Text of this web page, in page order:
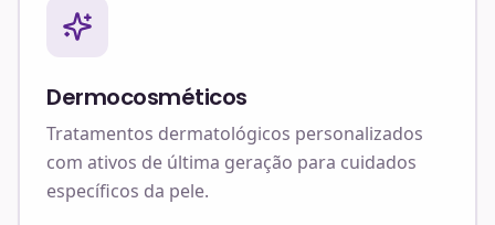
Dermocosméticos
Tratamentos dermatológicos personalizados
com ativos de última geração para cuidados
específicos da pele.